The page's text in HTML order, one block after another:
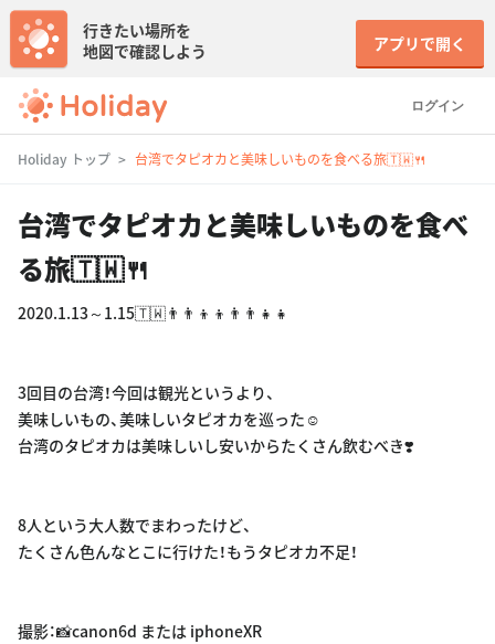
ログイン
行きたい場所を
地図で確認しよう
アプリで開く
Holiday トップ 台湾でタピオカと美味しいものを食べる旅🇹🇼🍴
台湾でタピオカと美味しいものを食べ
る旅🇹🇼🍴
2020.1.13～1.15🇹🇼👨‍👨‍👦‍👦👨‍👨‍👧‍👧
3回目の台湾！今回は観光というより、
美味しいもの、美味しいタピオカを巡った☺︎
台湾のタピオカは美味しいし安いからたくさん飲むべき❣️
8人という大人数でまわったけど、
たくさん色んなとこに行けた！もうタピオカ不足！
撮影：📸canon6d または iphoneXR